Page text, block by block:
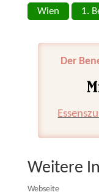
Wien 1.
Der
Weitere
Webseite